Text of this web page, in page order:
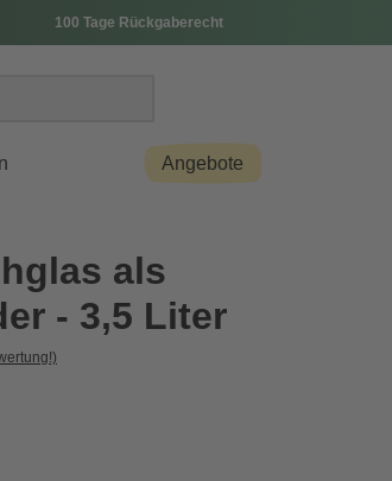
100 Tage Rückgaberecht
Angebote
als
- 3,5 Liter